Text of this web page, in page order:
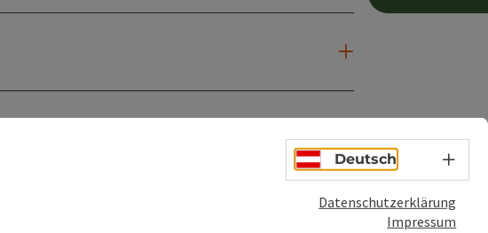
Deutsch
Datenschutzerklärung
Impressum